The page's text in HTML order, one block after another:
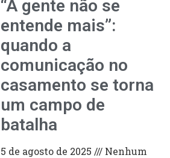
“A gente não se
entende mais”:
quando a
comunicação no
casamento se torna
um campo de
batalha
5 de agosto de 2025
Nenhum